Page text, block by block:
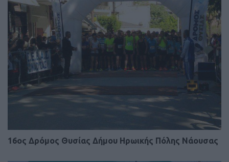
16ος Δρόμος Θυσίας Δήμου Ηρωικής Πόλης Νάουσας